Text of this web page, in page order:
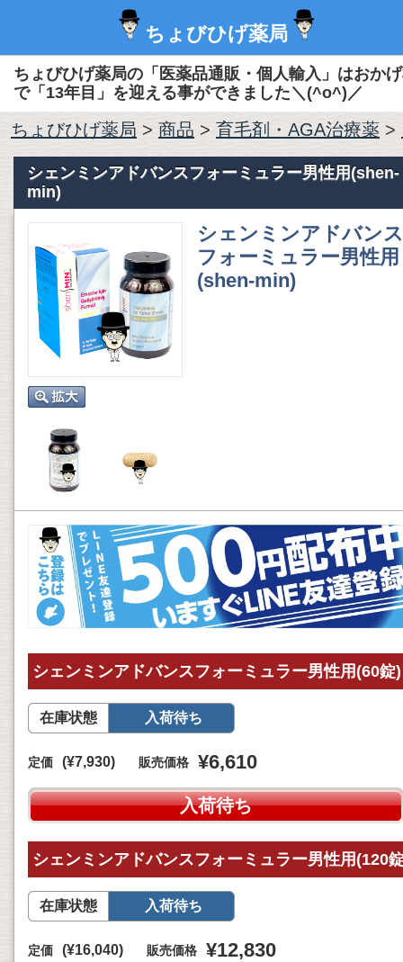
ちょびひげ薬局
ちょびひげ薬局の「医薬品通販・個人輸入」はおか
で「13年目」を迎える事ができました＼(^o^)／
ちょびひげ薬局 > 商品 > 育毛剤・AGA治療薬 >
シェンミンアドバンスフォーミュラー男性用(shen-
min)
シェンミンアドバンス
フォーミュラー男性用
(shen-min)
シェンミンアドバンスフォーミュラー男性用(60錠)
在庫状態 入荷待ち
定価 (¥7,930) 販売価格 ¥6,610
入荷待ち
シェンミンアドバンスフォーミュラー男性用(120
在庫状態 入荷待ち
定価 (¥16,040) 販売価格 ¥12,830